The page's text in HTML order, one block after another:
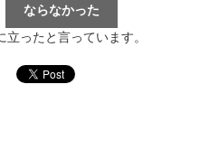
ったと言っています。